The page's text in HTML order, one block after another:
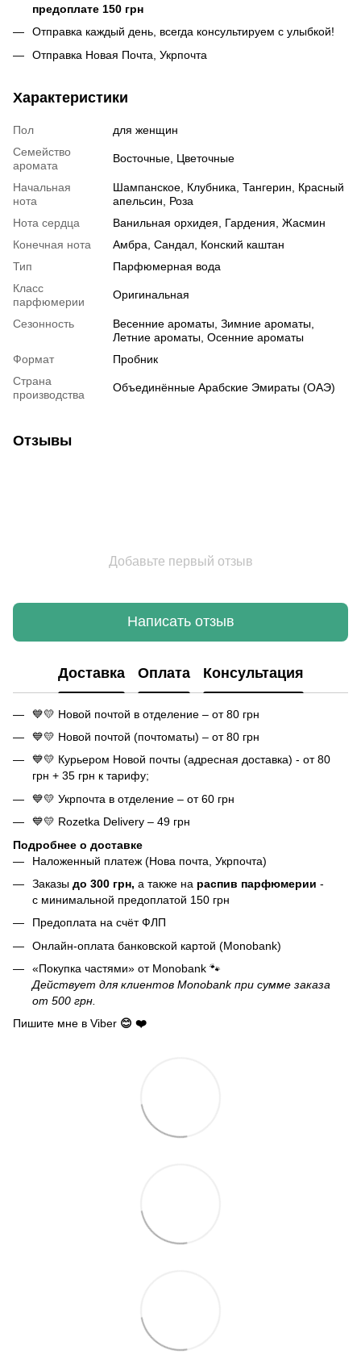
предоплате 150 грн
Отправка каждый день, всегда консультируем с улыбкой!
Отправка Новая Почта, Укрпочта
Характеристики
Пол
для женщин
Семейство
аромата
Восточные, Цветочные
Начальная
нота
Шампанское, Клубника, Тангерин, Красный
апельсин, Роза
Нота сердца
Ванильная орхидея, Гардения, Жасмин
Конечная нота
Амбра, Сандал, Конский каштан
Тип
Парфюмерная вода
Класс
парфюмерии
Оригинальная
Сезонность
Весенние ароматы, Зимние ароматы,
Летние ароматы, Осенние ароматы
Формат
Пробник
Страна
производства
Объединённые Арабские Эмираты (ОАЭ)
Отзывы
Добавьте первый отзыв
Написать отзыв
Доставка Оплата Консультация
💙💛 Новой почтой в отделение – от 80 грн
💙💛 Новой почтой (почтоматы) – от 80 грн
💙💛 Курьером Новой почты (адресная доставка) - от 80
грн + 35 грн к тарифу;
💙💛 Укрпочта в отделение – от 60 грн
💙💛 Rozetka Delivery – 49 грн
Подробнее о доставке
Наложенный платеж (Нова почта, Укрпочта)
Заказы до 300 грн, а также на распив парфюмерии -
с минимальной предоплатой 150 грн
Предоплата на счёт ФЛП
Онлайн-оплата банковской картой (Monobank)
«Покупка частями» от Monobank 🐾
Действует для клиентов Monobank при сумме заказа
от 500 грн.
Пишите мне в Viber 😊 ❤️